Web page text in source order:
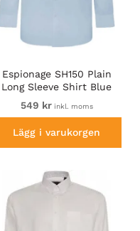
Espionage SH150 Plain
Long Sleeve Shirt Blue
549 krinkl. moms
Lägg i varukorgen